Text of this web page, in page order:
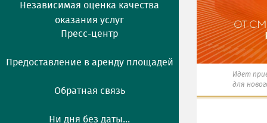
Независимая оценка качества
оказания услуг
Пресс-центр
Предоставление в аренду площадей
Обратная связь
Ни дня без даты...
Идет
для